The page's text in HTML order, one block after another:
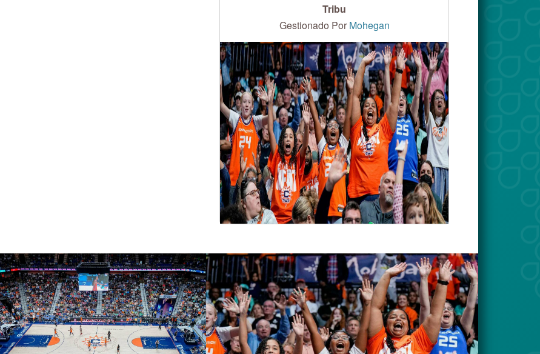
Tribu
Gestionado Por Mohegan